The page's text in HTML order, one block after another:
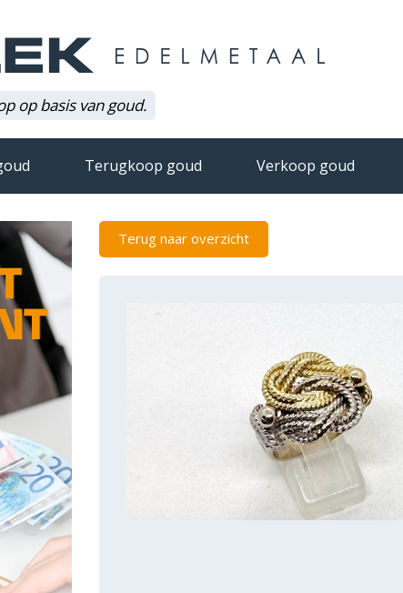
op basis van goud.
Terugkoop goud Verkoop goud
Terug naar overzicht